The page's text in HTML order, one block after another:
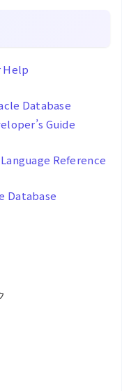
Help
Database
Guide
Reference
Database